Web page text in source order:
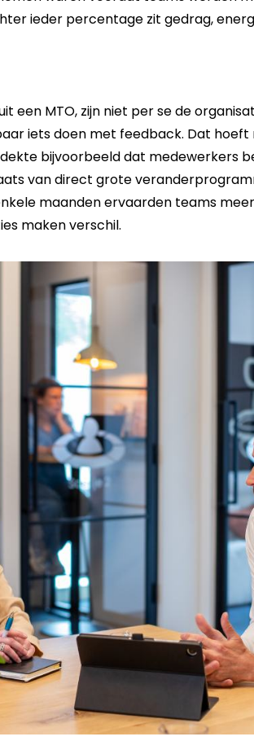
ieder percentage zit gedrag,
een MTO, zijn niet per se de
iets doen met feedback. Dat
bijvoorbeeld dat medewerkers
van direct grote
maanden ervaarden teams
maken verschil.